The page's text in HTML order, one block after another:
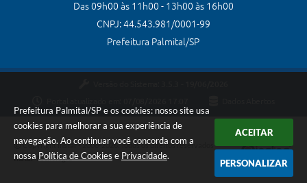
Prefeitura Palmital/SP e os cookies: nosso site usa
cookies para melhorar a sua experiência de
navegação. Ao continuar você concorda com a
nossa Política de Cookies e Privacidade.
ACEITAR
PERSONALIZAR
Das 09h00 às 11h00 - 13h00 às 16h00
CNPJ: 44.543.981/0001-99
Prefeitura Palmital/SP
Copyright Instar - 2006-2026. Todos os direitos reservados -
Instar Tecnologia